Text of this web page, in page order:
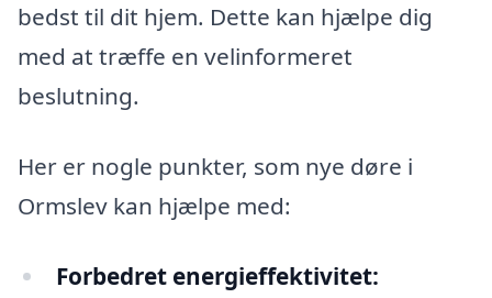
bedst til dit hjem. Dette kan hjælpe dig
med at træffe en velinformeret
beslutning.
Her er nogle punkter, som nye døre i
Ormslev kan hjælpe med:
Forbedret energieffektivitet: